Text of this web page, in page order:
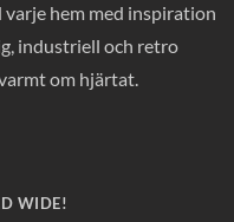
hem med inspiration
industriell och retro
om hjärtat.
WIDE!